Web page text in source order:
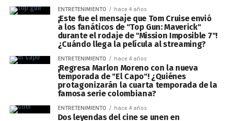
ENTRETENIMIENTO hace 4 años
¡Este fue el mensaje que Tom Cruise envió
a los fanáticos de "Top Gun: Maverick"
durante el rodaje de "Mission Imposible 7"!
¿Cuándo llega la película al streaming?
ENTRETENIMIENTO hace 4 años
¡Regresa Marlon Moreno con la nueva
temporada de "El Capo"! ¿Quiénes
protagonizarán la cuarta temporada de la
famosa serie colombiana?
ENTRETENIMIENTO hace 4 años
Dos leyendas del cine se unen en